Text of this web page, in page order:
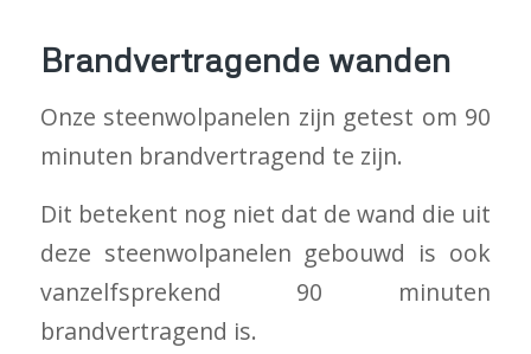
Brandvertragende wanden
Onze steenwolpanelen zijn getest om 90
minuten brandvertragend te zijn.
Dit betekent nog niet dat de wand die uit
deze steenwolpanelen gebouwd is ook
vanzelfsprekend 90 minuten
brandvertragend is.